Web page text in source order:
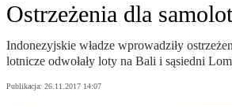
Ostrzeżenia dla
Indonezyjskie władze wprowadziły
lotnicze odwołały loty na Bali i sąsiedni
Publikacja: 26.11.2017 14:07